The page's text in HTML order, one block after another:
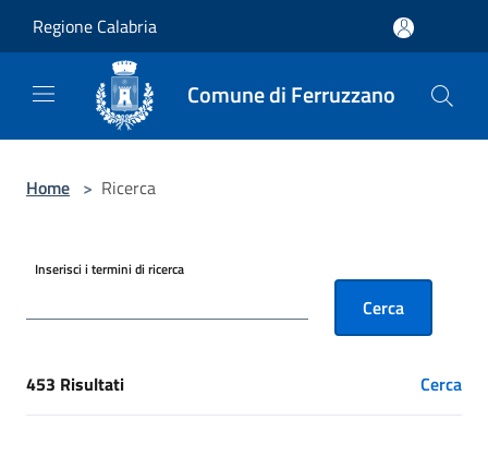
Regione Calabria
Comune di Ferruzzano
Home > Ricerca
Inserisci i termini di ricerca
Cerca
[results] Risultati
453 Risultati Cerca